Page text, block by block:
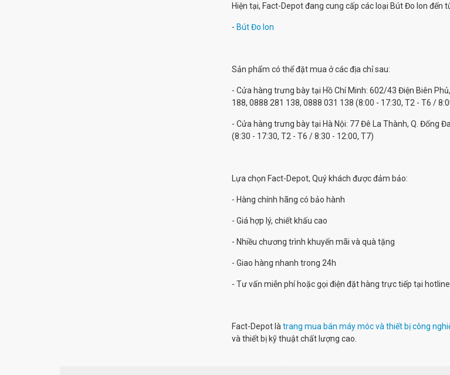
Hiện tại, Fact-Depot đang cung cấp các loại Bút Đo Ion đến
- Bút Đo Ion
Sản phẩm có thể đặt mua ở các địa chỉ sau:
- Cửa hàng trưng bày tại Hồ Chí Minh: 602/43 Điện Biên
188, 0888 281 138, 0888 031 138 (8:00 - 17:30, T2 - T6 /
- Cửa hàng trưng bày tại Hà Nội: 77 Đê La Thành, Q. Đống
(8:30 - 17:30, T2 - T6 / 8:30 - 12:00, T7)
Lựa chọn Fact-Depot, Quý khách được đảm bảo:
- Hàng chính hãng có bảo hành
- Giá hợp lý, chiết khấu cao
- Nhiều chương trình khuyến mãi và quà tặng
- Giao hàng nhanh trong 24h
- Tư vấn miễn phí hoặc gọi điện đặt hàng trực tiếp tại
Fact-Depot là trang mua bán máy móc và thiết bị công
và thiết bị kỹ thuật chất lượng cao.